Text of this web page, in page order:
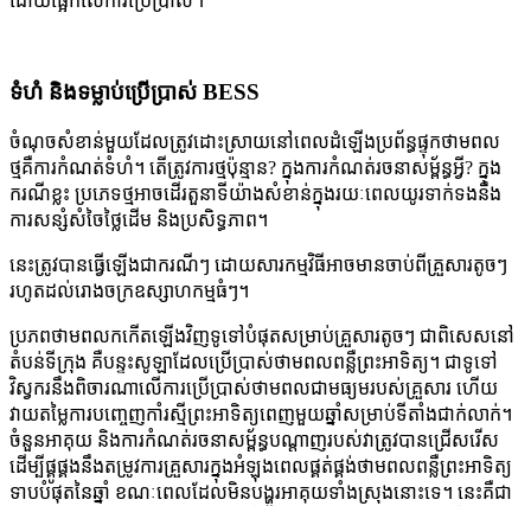
ទំហំ និងទម្លាប់ប្រើប្រាស់ BESS
ចំណុចសំខាន់មួយដែលត្រូវដោះស្រាយនៅពេលដំឡើងប្រព័ន្ធផ្ទុកថាមពល
ថ្មគឺការកំណត់ទំហំ។ តើត្រូវការថ្មប៉ុន្មាន? ក្នុងការកំណត់រចនាសម្ព័ន្ធអ្វី? ក្នុង
ករណីខ្លះ ប្រភេទថ្មអាចដើរតួនាទីយ៉ាងសំខាន់ក្នុងរយៈពេលយូរទាក់ទងនឹង
ការសន្សំសំចៃថ្លៃដើម និងប្រសិទ្ធភាព។
នេះត្រូវបានធ្វើឡើងជាករណីៗ ដោយសារកម្មវិធីអាចមានចាប់ពីគ្រួសារតូចៗ
រហូតដល់រោងចក្រឧស្សាហកម្មធំៗ។
ប្រភពថាមពលកកើតឡើងវិញទូទៅបំផុតសម្រាប់គ្រួសារតូចៗ ជាពិសេសនៅ
តំបន់ទីក្រុង គឺបន្ទះសូឡាដែលប្រើប្រាស់ថាមពលពន្លឺព្រះអាទិត្យ។ ជាទូទៅ
វិស្វករនឹងពិចារណាលើការប្រើប្រាស់ថាមពលជាមធ្យមរបស់គ្រួសារ ហើយ
វាយតម្លៃការបញ្ចេញកាំរស្មីព្រះអាទិត្យពេញមួយឆ្នាំសម្រាប់ទីតាំងជាក់លាក់។
ចំនួនអាគុយ និងការកំណត់រចនាសម្ព័ន្ធបណ្តាញរបស់វាត្រូវបានជ្រើសរើស
ដើម្បីផ្គូផ្គងនឹងតម្រូវការគ្រួសារក្នុងអំឡុងពេលផ្គត់ផ្គង់ថាមពលពន្លឺព្រះអាទិត្យ
ទាបបំផុតនៃឆ្នាំ ខណៈពេលដែលមិនបង្ហូរអាគុយទាំងស្រុងនោះទេ។ នេះគឺជា